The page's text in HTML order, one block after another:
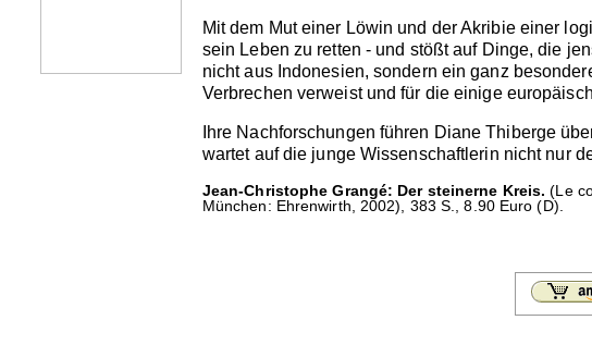
Mit dem Mut einer Löwin und der Akribie einer
sein Leben zu retten - und stößt auf Dinge, die
nicht aus Indonesien, sondern ein ganz
Verbrechen verweist und für die einige
Ihre Nachforschungen führen Diane Thiberge
wartet auf die junge Wissenschaftlerin nicht nur
Jean-Christophe Grangé: Der steinerne Kreis. (Le
München: Ehrenwirth, 2002), 383 S., 8.90 Euro (D).